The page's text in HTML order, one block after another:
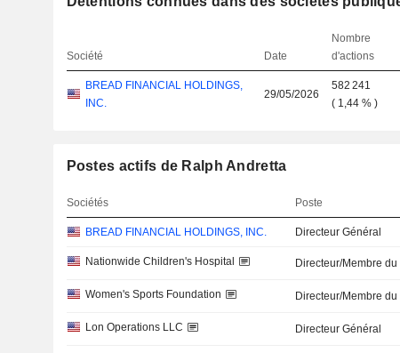
Société Date
Nombre
d'actions
BREAD FINANCIAL HOLDINGS,
INC.
29/05/2026
582 241
( 1,44 % )
Postes actifs de Ralph Andretta
Sociétés Poste
BREAD FINANCIAL HOLDINGS, INC. Directeur Général
Nationwide Children's Hospital Directeur/Membre du
Women's Sports Foundation Directeur/Membre du
Lon Operations LLC Directeur Général